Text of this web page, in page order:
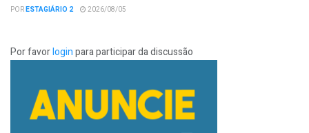
PORESTAGIÁRIO 2 2026/08/05
Por favorloginpara participar da discussão